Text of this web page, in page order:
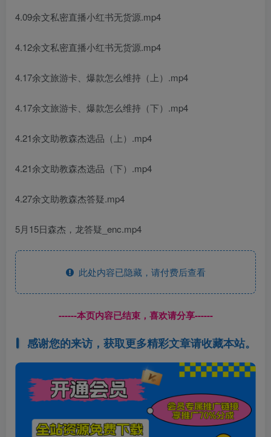
4.09余文私密直播小红书无货源.mp4
4.12余文私密直播小红书无货源.mp4
4.17余文旅游卡、爆款怎么维持（上）.mp4
4.17余文旅游卡、爆款怎么维持（下）.mp4
4.21余文助教森杰选品（上）.mp4
4.21余文助教森杰选品（下）.mp4
4.27余文助教森杰答疑.mp4
5月15日森杰，龙答疑_enc.mp4
此处内容已隐藏，请付费后查看
------本页内容已结束，喜欢请分享------
感谢您的来访，获取更多精彩文章请收藏本站。